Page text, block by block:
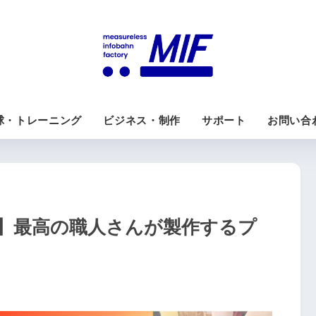
・トレーニング ビジネス・制作 サポート お問い合
最高の職人さんが製作するプ